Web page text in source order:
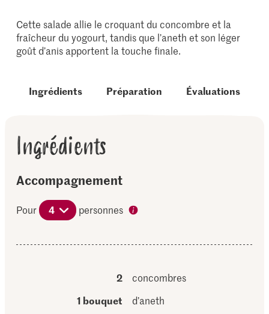
Cette salade allie le croquant du concombre et la
fraîcheur du yogourt, tandis que l’aneth et son léger
goût d’anis apportent la touche finale.
Ingrédients Préparation Évaluations
Ingrédients
Accompagnement
Pour 4 personnes
2
concombres
1 bouquet
d’aneth